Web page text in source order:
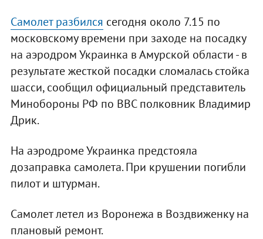
Самолет разбился сегодня около 7.15 по
московскому времени при заходе на посадку
на аэродром Украинка в Амурской области - в
результате жесткой посадки сломалась стойка
шасси, сообщил официальный представитель
Минобороны РФ по ВВС полковник Владимир
Дрик.
На аэродроме Украинка предстояла
дозаправка самолета. При крушении погибли
пилот и штурман.
Самолет летел из Воронежа в Воздвиженку на
плановый ремонт.